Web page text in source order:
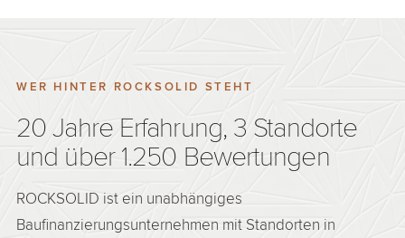
WER HINTER ROCKSOLID STEHT
20 Jahre Erfahrung, 3 Standorte
und über 1.250 Bewertungen
ROCKSOLID ist ein unabhängiges
Baufinanzierungsunternehmen mit Standorten in